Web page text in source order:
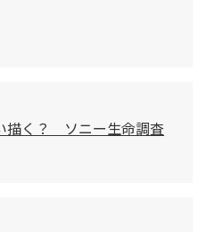
描く？ ソニー生命調査